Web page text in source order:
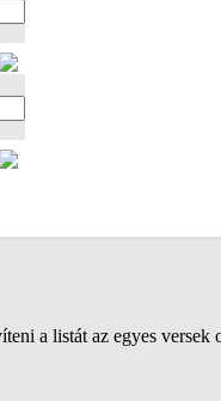
a listát az egyes versek